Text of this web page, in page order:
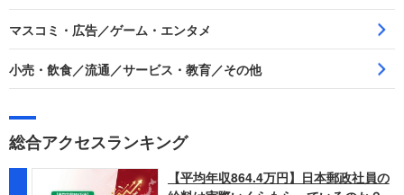
マスコミ・広告／ゲーム・エンタメ
小売・飲食／流通／サービス・教育／その他
総合アクセスランキング
【平均年収864.4万円】日本郵政社員の